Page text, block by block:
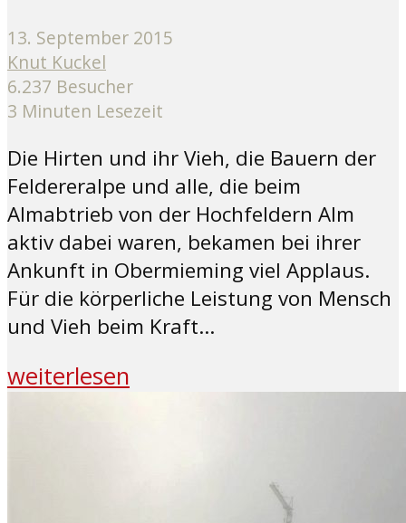
13. September 2015
Knut Kuckel
6.237 Besucher
3 Minuten Lesezeit
Die Hirten und ihr Vieh, die Bauern der
Feldereralpe und alle, die beim
Almabtrieb von der Hochfeldern Alm
aktiv dabei waren, bekamen bei ihrer
Ankunft in Obermieming viel Applaus.
Für die körperliche Leistung von Mensch
und Vieh beim Kraft...
weiterlesen